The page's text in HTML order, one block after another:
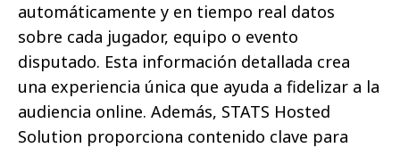
automáticamente y en tiempo real datos
sobre cada jugador, equipo o evento
disputado. Esta información detallada crea
una experiencia única que ayuda a fidelizar a la
audiencia online. Además, STATS Hosted
Solution proporciona contenido clave para